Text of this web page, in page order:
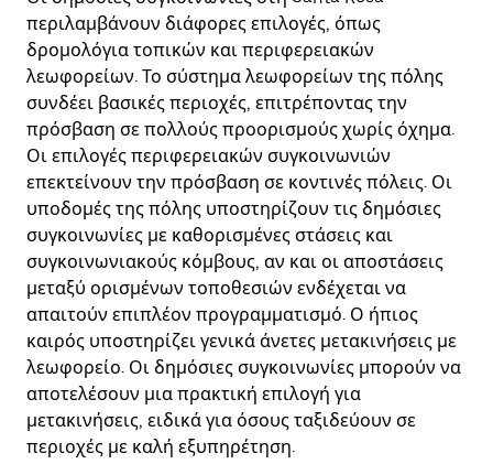
περιλαμβάνουν διάφορες επιλογές, όπως
δρομολόγια τοπικών και περιφερειακών
λεωφορείων. Το σύστημα λεωφορείων της πόλης
συνδέει βασικές περιοχές, επιτρέποντας την
πρόσβαση σε πολλούς προορισμούς χωρίς όχημα.
Οι επιλογές περιφερειακών συγκοινωνιών
επεκτείνουν την πρόσβαση σε κοντινές πόλεις. Οι
υποδομές της πόλης υποστηρίζουν τις δημόσιες
συγκοινωνίες με καθορισμένες στάσεις και
συγκοινωνιακούς κόμβους, αν και οι αποστάσεις
μεταξύ ορισμένων τοποθεσιών ενδέχεται να
απαιτούν επιπλέον προγραμματισμό. Ο ήπιος
καιρός υποστηρίζει γενικά άνετες μετακινήσεις με
λεωφορείο. Οι δημόσιες συγκοινωνίες μπορούν να
αποτελέσουν μια πρακτική επιλογή για
μετακινήσεις, ειδικά για όσους ταξιδεύουν σε
περιοχές με καλή εξυπηρέτηση.